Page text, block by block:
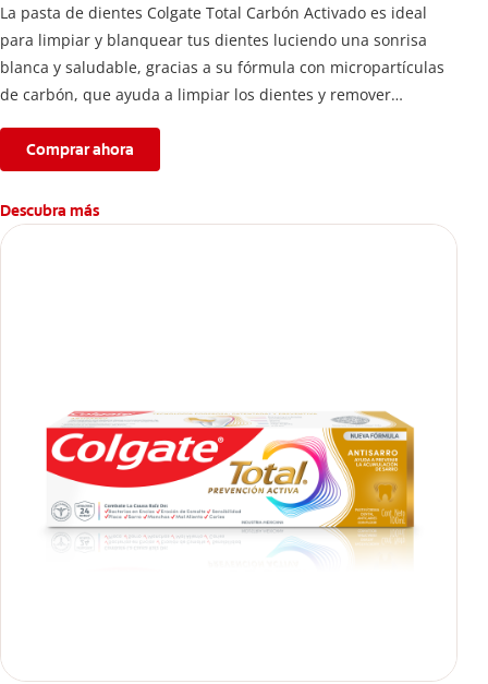
La pasta de dientes Colgate Total Carbón Activado es ideal
para limpiar y blanquear tus dientes luciendo una sonrisa
blanca y saludable, gracias a su fórmula con micropartículas
de carbón, que ayuda a limpiar los dientes y remover
Comprar ahora
Descubra más